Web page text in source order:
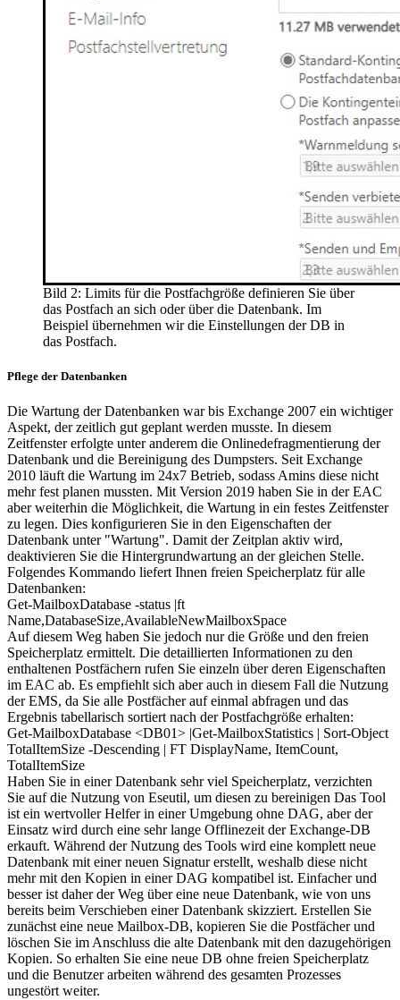
Bild 2: Limits für die Postfachgröße definieren Sie über
das Postfach an sich oder über die Datenbank. Im
Beispiel übernehmen wir die Einstellungen der DB in
das Postfach.
Pflege der Datenbanken
Die Wartung der Datenbanken war bis Exchange 2007 ein wichtiger
Aspekt, der zeitlich gut geplant werden musste. In diesem
Zeitfenster erfolgte unter anderem die Onlinedefragmentierung der
Datenbank und die Bereinigung des Dumpsters. Seit Exchange
2010 läuft die Wartung im 24x7 Betrieb, sodass Amins diese nicht
mehr fest planen mussten. Mit Version 2019 haben Sie in der EAC
aber weiterhin die Möglichkeit, die Wartung in ein festes Zeitfenster
zu legen. Dies konfigurieren Sie in den Eigenschaften der
Datenbank unter "Wartung". Damit der Zeitplan aktiv wird,
deaktivieren Sie die Hintergrundwartung an der gleichen Stelle.
Folgendes Kommando liefert Ihnen freien Speicherplatz für alle
Datenbanken:
Get-MailboxDatabase -status |ft
Name,DatabaseSize,AvailableNewMailboxSpace
Auf diesem Weg haben Sie jedoch nur die Größe und den freien
Speicherplatz ermittelt. Die detaillierten Informationen zu den
enthaltenen Postfächern rufen Sie einzeln über deren Eigenschaften
im EAC ab. Es empfiehlt sich aber auch in diesem Fall die Nutzung
der EMS, da Sie alle Postfächer auf einmal abfragen und das
Ergebnis tabellarisch sortiert nach der Postfachgröße erhalten:
Get-MailboxDatabase <DB01> |Get-MailboxStatistics | Sort-Object
TotalItemSize -Descending | FT DisplayName, ItemCount,
TotalItemSize
Haben Sie in einer Datenbank sehr viel Speicherplatz, verzichten
Sie auf die Nutzung von Eseutil, um diesen zu bereinigen Das Tool
ist ein wertvoller Helfer in einer Umgebung ohne DAG, aber der
Einsatz wird durch eine sehr lange Offlinezeit der Exchange-DB
erkauft. Während der Nutzung des Tools wird eine komplett neue
Datenbank mit einer neuen Signatur erstellt, weshalb diese nicht
mehr mit den Kopien in einer DAG kompatibel ist. Einfacher und
besser ist daher der Weg über eine neue Datenbank, wie von uns
bereits beim Verschieben einer Datenbank skizziert. Erstellen Sie
zunächst eine neue Mailbox-DB, kopieren Sie die Postfächer und
löschen Sie im Anschluss die alte Datenbank mit den dazugehörigen
Kopien. So erhalten Sie eine neue DB ohne freien Speicherplatz
und die Benutzer arbeiten während des gesamten Prozesses
ungestört weiter.